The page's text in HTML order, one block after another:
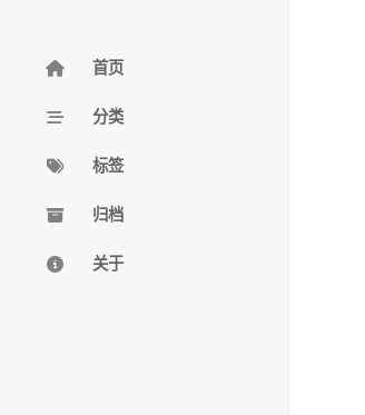
首页
分类
标签
归档
关于